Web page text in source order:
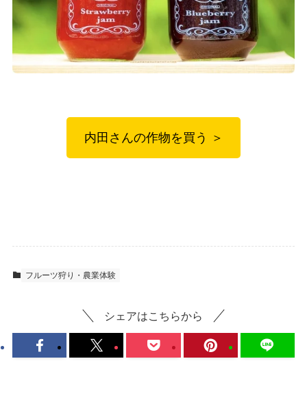
内田さんの作物を買う ＞
フルーツ狩り・農業体験
シェアはこちらから